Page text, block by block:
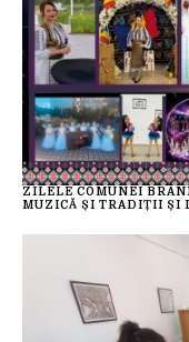
ZILELE COMUNEI
MUZICĂ ȘI TRADIȚII ȘI